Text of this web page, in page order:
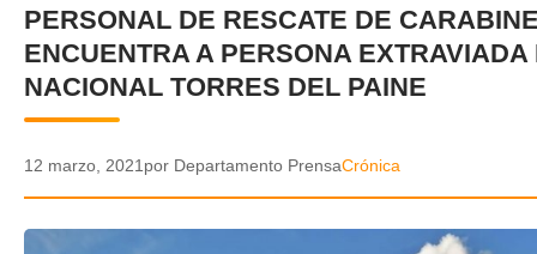
DEPORTES
ENTRETENIMIENTO Y CULTURA
✕
PERSONAL DE RESCATE DE
ENCUENTRA A PERSONA EXTRAVIADA
NACIONAL TORRES DEL PAINE
12 marzo, 2021por Departamento PrensaCrónica